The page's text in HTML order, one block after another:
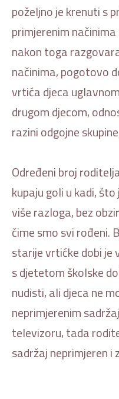
poželjno je krenuti s
primjerenim
nakon toga
načinima, pogotovo
vrtića djeca
drugom djecom,
razini odgojne
Određeni broj
kupaju goli u kadi,
više razloga, bez
čime smo svi rođeni.
starije vrtićke dobi je
s djetetom školske
nudisti, ali djeca ne
neprimjerenim
televizoru, tada
sadržaj neprimjeren